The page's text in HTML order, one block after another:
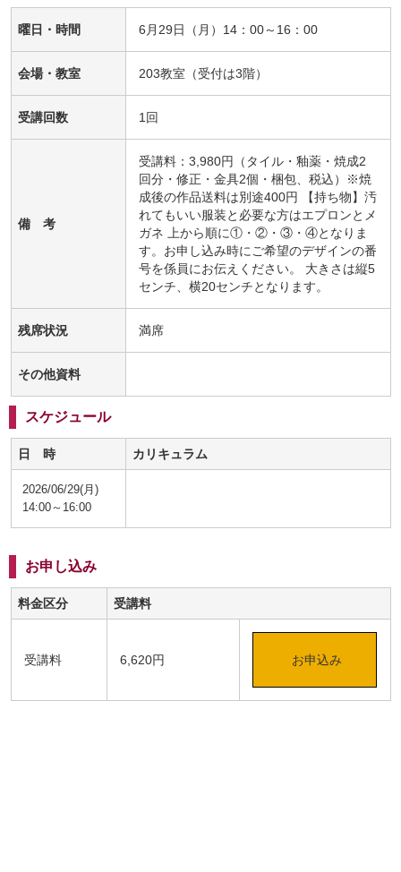
曜日・時間 6月29日（月）14：00～16：00
会場・教室 203教室（受付は3階）
受講回数 1回
備 考
受講料：3,980円（タイル・釉薬・焼成2
回分・修正・金具2個・梱包、税込）※焼
成後の作品送料は別途400円 【持ち物】汚
れてもいい服装と必要な方はエプロンとメ
ガネ 上から順に①・②・③・④となりま
す。お申し込み時にご希望のデザインの番
号を係員にお伝えください。 大きさは縦5
センチ、横20センチとなります。
残席状況 満席
その他資料
スケジュール
日 時 カリキュラム
2026/06/29(月)
14:00～16:00
お申し込み
料金区分 受講料
受講料 6,620円 お申込み